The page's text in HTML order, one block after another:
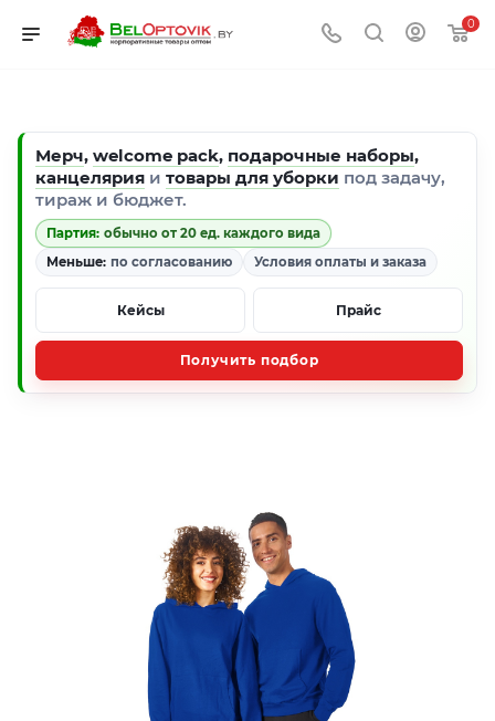
0
Мерч, welcome pack, подарочные наборы,
канцелярия и товары для уборки под задачу,
тираж и бюджет.
Партия: обычно от 20 ед. каждого вида
Меньше: по согласованию Условия оплаты и заказа
Кейсы Прайс
Получить подбор